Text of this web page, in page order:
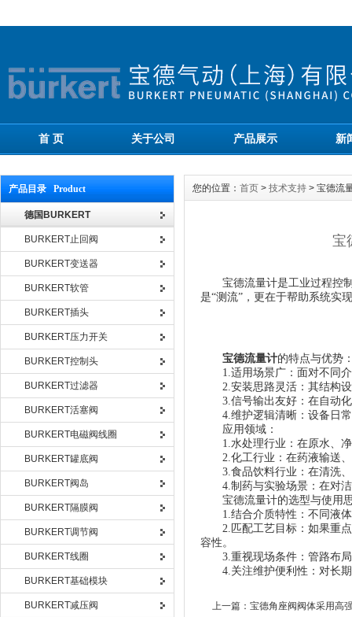
首 页 关于公司 产品展示 新
产品目录 Product
德国BURKERT
BURKERT止回阀
BURKERT变送器
BURKERT软管
BURKERT插头
BURKERT压力开关
BURKERT控制头
BURKERT过滤器
BURKERT活塞阀
BURKERT电磁阀线圈
BURKERT罐底阀
BURKERT阀岛
BURKERT隔膜阀
BURKERT调节阀
BURKERT线圈
BURKERT基础模块
BURKERT减压阀
您的位置： 首页 > 技术支持 > 宝德流
宝
宝德流量计是工业过程控制
是“测流”，更在于帮助系统实
宝德流量计的特点与优势
1.适用场景广：面对不同介
2.安装思路灵活：其结构设
3.信号输出友好：在自动化
4.维护逻辑清晰：设备日常
应用领域：
1.水处理行业：在原水、净
2.化工行业：在药液输送、
3.食品饮料行业：在清洗、
4.制药与实验场景：在对洁
宝德流量计的选型与使用
1.结合介质特性：不同液体
2.匹配工艺目标：如果重点
容性。
3.重视现场条件：管路布局
4.关注维护便利性：对长期
上一篇： 宝德角座阀阀体采用高